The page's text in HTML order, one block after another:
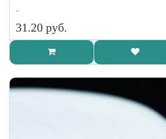
..
31.20 руб.